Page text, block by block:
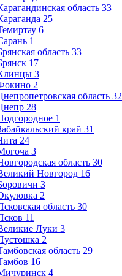
область 33
25
6
1
область 33
17
3
2
область 32
28
1
край 31
24
3
область 30
Новгород 16
3
2
область 30
11
Луки 3
2
область 29
16
4